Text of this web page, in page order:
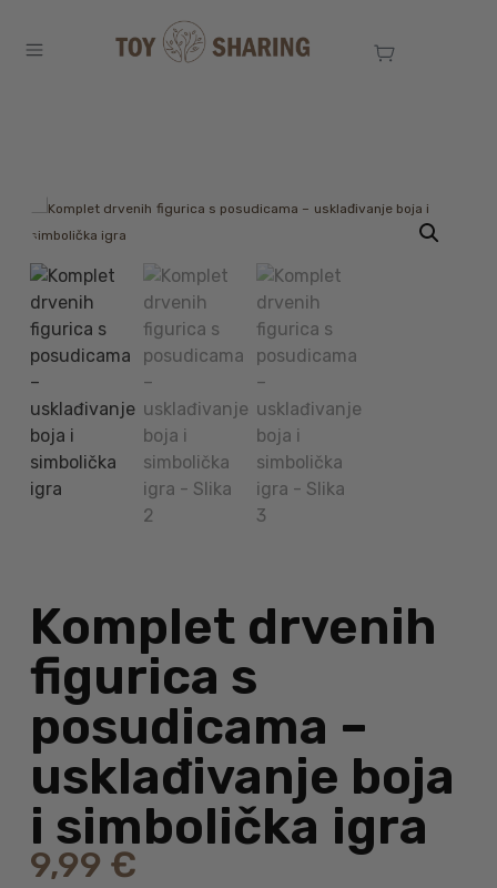
Komplet drvenih
figurica s
posudicama –
usklađivanje boja
i simbolička igra
9,99 €